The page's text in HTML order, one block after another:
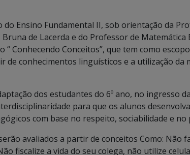
do Ensino Fundamental II, sob orientação da
de Lacerda e do Professor de Matemática
“ Conhecendo Conceitos”, que tem como
de conhecimentos linguísticos e a utilização da
dos estudantes do 6º ano, no ingresso
para que os alunos
com base no respeito, sociabilidade e
avaliados a partir de conceitos Como: Não
fiscalize a vida do seu colega, não utilize